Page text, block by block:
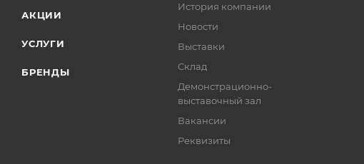
АКЦИИ
УСЛУГИ
БРЕНДЫ
История компании
Новости
Выставки
Склад
Демонстрационно-
выставочный зал
Вакансии
Реквизиты